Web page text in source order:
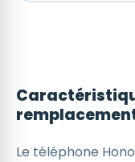
Le téléphone